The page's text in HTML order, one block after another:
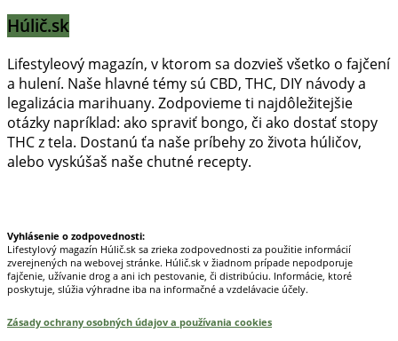
Húlič.sk
Lifestyleový magazín, v ktorom sa dozvieš všetko o fajčení
a hulení. Naše hlavné témy sú CBD, THC, DIY návody a
legalizácia marihuany. Zodpovieme ti najdôležitejšie
otázky napríklad: ako spraviť bongo, či ako dostať stopy
THC z tela. Dostanú ťa naše príbehy zo života húličov,
alebo vyskúšaš naše chutné recepty.
Vyhlásenie o zodpovednosti:
Lifestylový magazín Húlič.sk sa zrieka zodpovednosti za použitie informácií
zverejnených na webovej stránke. Húlič.sk v žiadnom prípade nepodporuje
fajčenie, užívanie drog a ani ich pestovanie, či distribúciu. Informácie, ktoré
poskytuje, slúžia výhradne iba na informačné a vzdelávacie účely.
Zásady ochrany osobných údajov a používania cookies